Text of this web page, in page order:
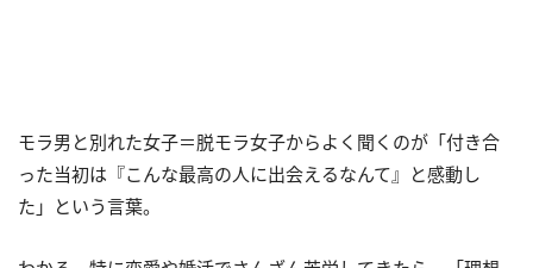
モラ男と別れた女子＝脱モラ女子からよく聞くのが「付き合
った当初は『こんな最高の人に出会えるなんて』と感動し
た」という言葉。